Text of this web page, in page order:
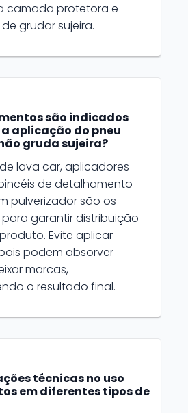
camada protetora e
grudar sujeira.
são indicados
aplicação do pneu
gruda sujeira?
lava car, aplicadores
de detalhamento
pulverizador são os
garantir distribuição
Evite aplicar
podem absorver
marcas,
o resultado final.
técnicas no uso
em diferentes tipos de